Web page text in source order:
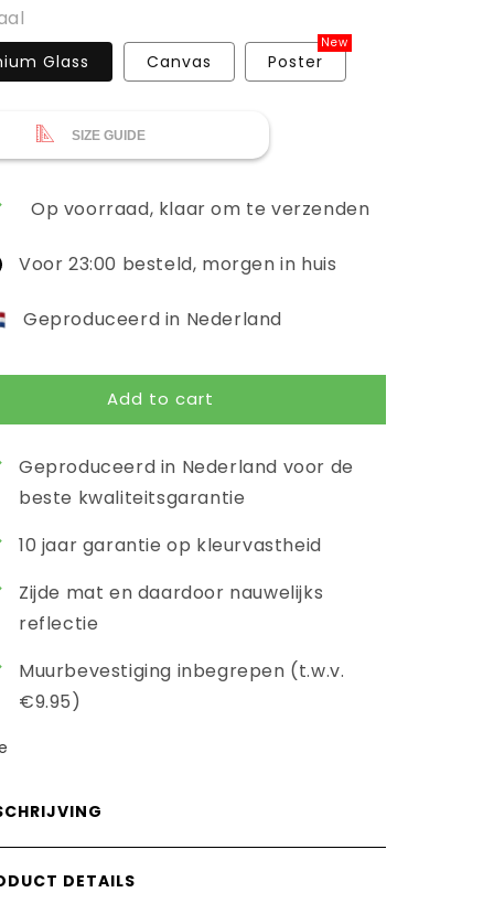
Glass Canvas
New
Poster
SIZE GUIDE
Op voorraad, klaar om te verzenden
Voor 23:00 besteld, morgen in huis
Geproduceerd in Nederland
Add to cart
Geproduceerd in Nederland voor de
beste kwaliteitsgarantie
10 jaar garantie op kleurvastheid
Zijde mat en daardoor nauwelijks
reflectie
Muurbevestiging inbegrepen (t.w.v.
€9.95)
DETAILS